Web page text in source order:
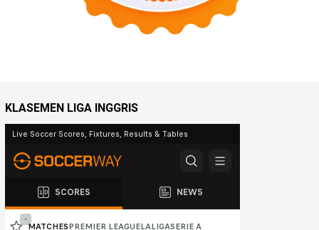
KLASEMEN LIGA INGGRIS